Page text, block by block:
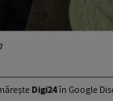
Digi24în Google